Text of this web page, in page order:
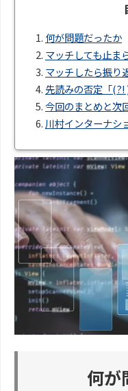
1. 何が問題だったか
2. マッチしても止ま
3. マッチしたら振り
4. 先読みの否定「
5.今回のまとめと次
6. 川村インターナシ
何が